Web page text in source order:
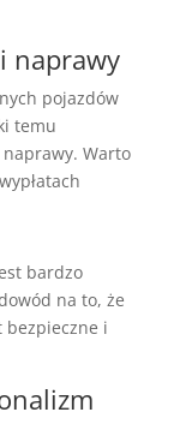
naprawy
pojazdów
temu
Warto
bardzo
na to, że
i